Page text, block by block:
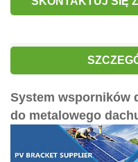
System wsporników
do metalowego